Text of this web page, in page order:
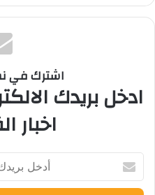
اشترك في
ادخل بريدك
اخبار
بريدك
الإلكتروني